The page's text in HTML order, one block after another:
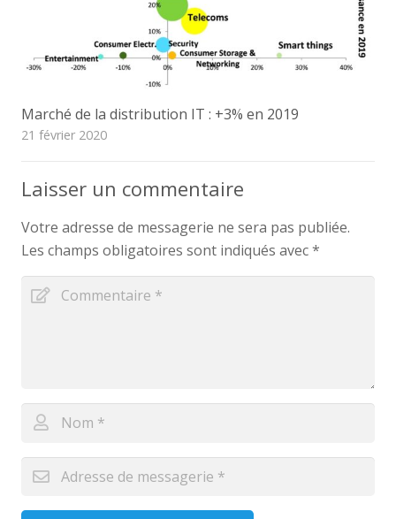
Marché de la distribution IT : +3% en 2019
21 février 2020
Laisser un commentaire
Votre adresse de messagerie ne sera pas publiée.
Les champs obligatoires sont indiqués avec*